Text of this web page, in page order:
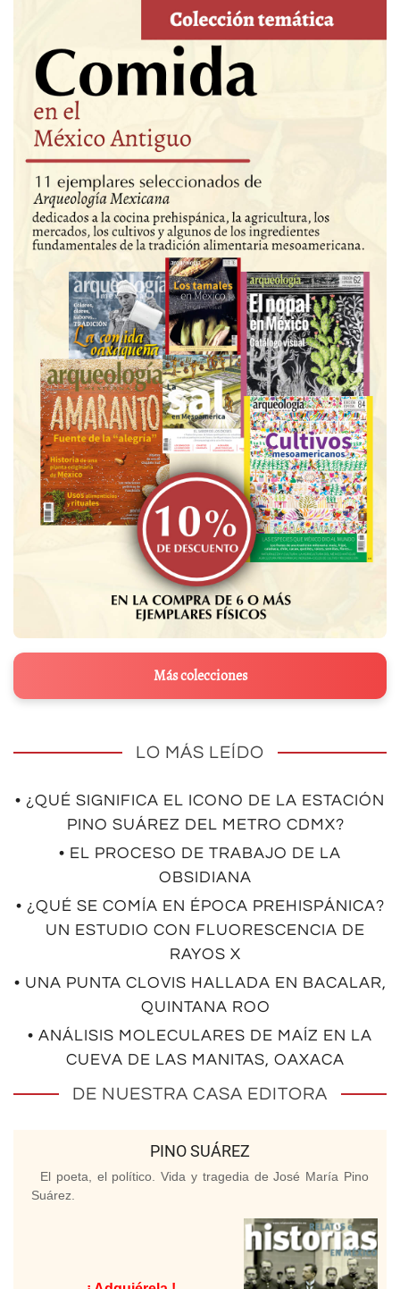
Más colecciones
LO MÁS LEÍDO
• ¿QUÉ SIGNIFICA EL ICONO DE LA ESTACIÓN
PINO SUÁREZ DEL METRO CDMX?
• EL PROCESO DE TRABAJO DE LA
OBSIDIANA
• ¿QUÉ SE COMÍA EN ÉPOCA PREHISPÁNICA?
UN ESTUDIO CON FLUORESCENCIA DE
RAYOS X
• UNA PUNTA CLOVIS HALLADA EN BACALAR,
QUINTANA ROO
• ANÁLISIS MOLECULARES DE MAÍZ EN LA
CUEVA DE LAS MANITAS, OAXACA
DE NUESTRA CASA EDITORA
PINO SUÁREZ
El poeta, el político. Vida y tragedia de José María Pino
Suárez.